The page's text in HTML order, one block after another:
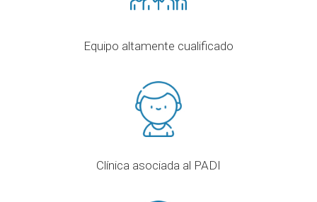
Equipo altamente cualificado
Clínica asociada al PADI